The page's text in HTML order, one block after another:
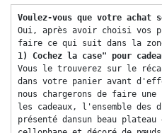
Voulez-vous que votre achat
Oui, après avoir choisi
faire ce qui suit dans la
1) Cochez la case" pour
Vous le trouverez sur le
dans votre panier avant
nous chargerons de faire une
les cadeaux, l'ensemble
présenté dansun beau